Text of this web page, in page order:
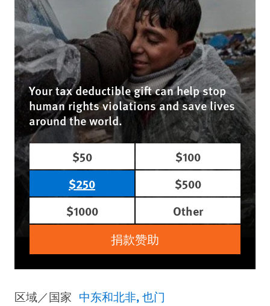
Your tax deductible gift can help stop
human rights violations and save lives
around the world.
$50
$100
$250
$500
$1000
Other
捐款赞助
区域／国家 中东和北非 也门